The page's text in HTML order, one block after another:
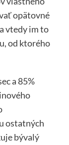
opätovné
vtedy im to
od ktorého
a 85%
ostatných
bývalý